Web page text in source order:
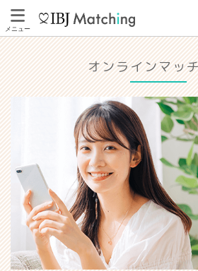
メニュー
オンラインマッ